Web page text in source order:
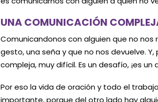
UNA COMUNICACIÓN
Comunicandonos con alguien que no
gesto, una seña y que no nos devuelve.
compleja, muy difícil. Es un desafío, ¡es
Por eso la vida de oración y todo el
importante, porque del otro lado hay